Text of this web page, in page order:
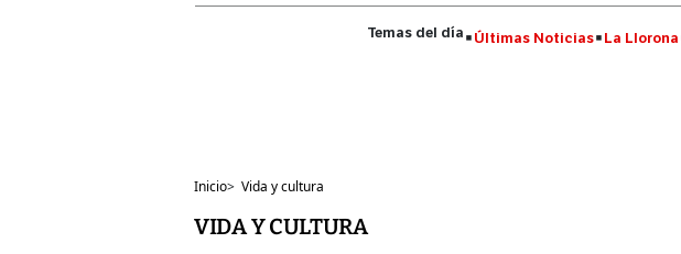
Últimas Noticias La Llorona
Inicio> Vida y cultura
VIDA Y CULTURA